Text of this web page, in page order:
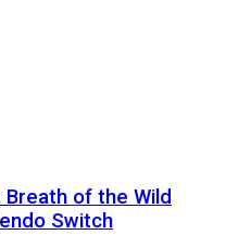
of the Wild
Switch